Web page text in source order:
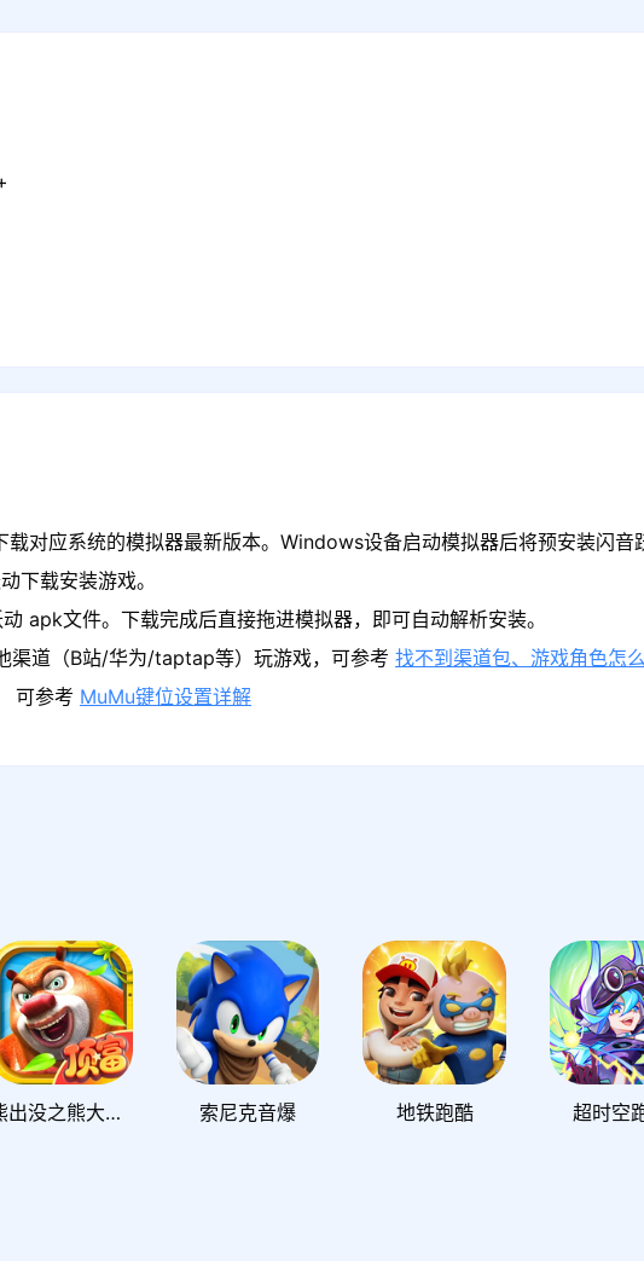
对应系统的模拟器最新版本。Windows设备启动模拟器后将预安装闪音
下载安装游戏。
apk文件。下载完成后直接拖进模拟器，即可自动解析安装。
渠道（B站/华为/taptap等）玩游戏，可参考 找不到渠道包、游戏角色怎
可参考 MuMu键位设置详解
熊出没之熊大快跑 索尼克音爆 地铁跑酷 超时空